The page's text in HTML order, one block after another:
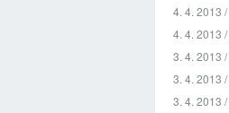
4. 4. 2013 /
4. 4. 2013 /
3. 4. 2013 /
3. 4. 2013 /
3. 4. 2013 /